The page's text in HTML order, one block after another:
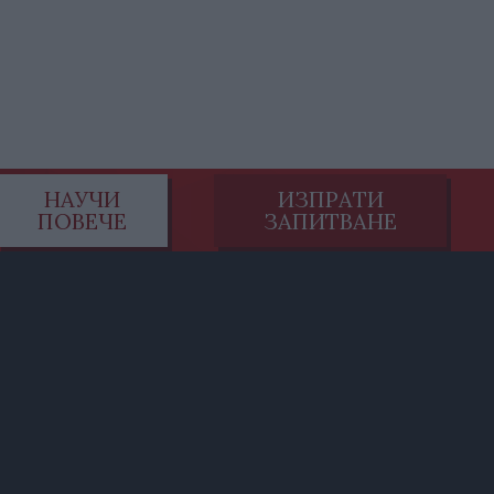
НАУЧИ
ПОВЕЧЕ
ИЗПРАТИ
ЗАПИТВАНЕ